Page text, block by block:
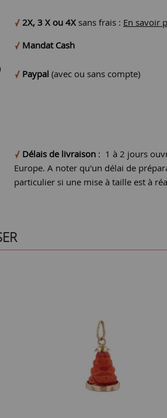
2X, 3 X ou 4Xsans frais : En savoir
Mandat Cash
Paypal (avec ou sans compte)
Délais de livraison : 1 à 2 jours
Europe. A noter qu'un délai de
particulier si une mise à taille est à